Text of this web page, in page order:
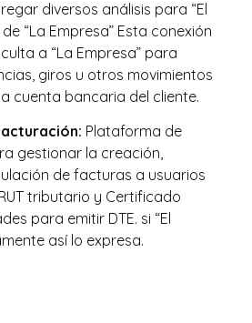
diversos análisis para “El
“La Empresa” Esta conexión
a “La Empresa” para
giros u otros movimientos
cuenta bancaria del cliente.
Plataforma de
gestionar la creación,
de facturas a usuarios
tributario y Certificado
para emitir DTE. si “El
así lo expresa.